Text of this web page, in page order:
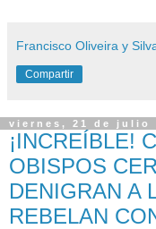
Francisco Oliveira y
Compartir
viernes, 21 de julio
¡INCREÍBLE!
OBISPOS
DENIGRAN A
REBELAN